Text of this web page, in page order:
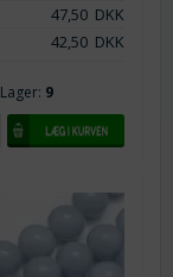
47,50DKK
42,50DKK
Lager: 9